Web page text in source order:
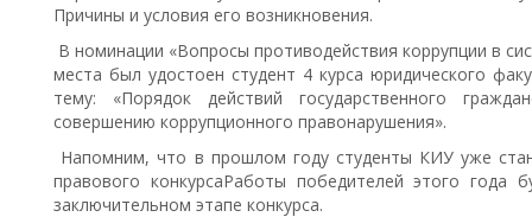
Причины и условия его возникновения.
В номинации «Вопросы противодействия коррупции в
места был удостоен студент 4 курса юридического
тему: «Порядок действий государственного
совершению коррупционного правонарушения».
Напомним, что в прошлом году студенты КИУ уже
правового конкурсаРаботы победителей этого года
заключительном этапе конкурса.